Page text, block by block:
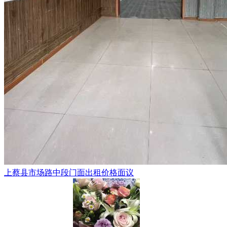
上蔡县市场路中段门面出租价格面议